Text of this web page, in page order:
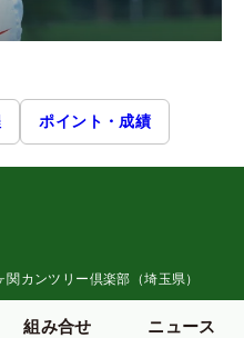
ポイント・成績
関カンツリー倶楽部（埼玉県）
組み合せ ニュース